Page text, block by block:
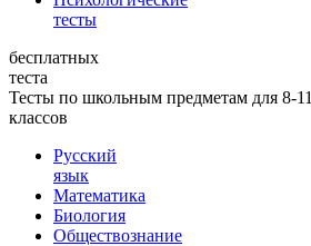
тесты
бесплатных
теста
Тесты по школьным предметам для 8-11
классов
Русский
язык
Математика
Биология
Обществознание